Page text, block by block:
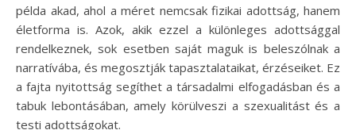
példa akad, ahol a méret nemcsak fizikai adottság, hanem
életforma is. Azok, akik ezzel a különleges adottsággal
rendelkeznek, sok esetben saját maguk is beleszólnak a
narratívába, és megosztják tapasztalataikat, érzéseiket. Ez
a fajta nyitottság segíthet a társadalmi elfogadásban és a
tabuk lebontásában, amely körülveszi a szexualitást és a
testi adottságokat.